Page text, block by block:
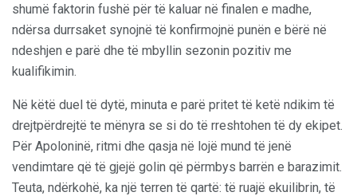
shumë faktorin fushë për të kaluar në finalen e madhe,
ndërsa durrsaket synojnë të konfirmojnë punën e bërë në
ndeshjen e parë dhe të mbyllin sezonin pozitiv me
kualifikimin.
Në këtë duel të dytë, minuta e parë pritet të ketë ndikim të
drejtpërdrejtë te mënyra se si do të rreshtohen të dy ekipet.
Për Apoloninë, ritmi dhe qasja në lojë mund të jenë
vendimtare që të gjejë golin që përmbys barrën e barazimit.
Teuta, ndërkohë, ka një terren të qartë: të ruajë ekuilibrin, të